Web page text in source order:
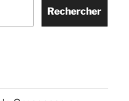
Rechercher